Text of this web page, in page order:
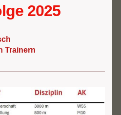
2025
Trainern